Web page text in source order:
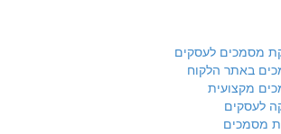
מסמכים לעסקים
באתר הלקוח
מקצועית
לעסקים
מסמכים